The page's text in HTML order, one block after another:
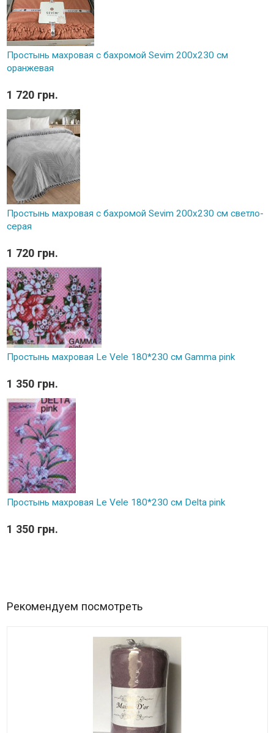
Простынь махровая с бахромой Sevim 200x230 см
оранжевая
1 720 грн.
Простынь махровая с бахромой Sevim 200x230 см светло-
серая
1 720 грн.
Простынь махровая Le Vele 180*230 см Gamma pink
1 350 грн.
Простынь махровая Le Vele 180*230 см Delta pink
1 350 грн.
Рекомендуем посмотреть